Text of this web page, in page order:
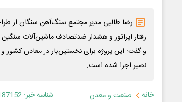
رفتار اپراتور و هشدار ضدتصادف ماشین‌آلات
و گفت: این پروژه برای نخستین‌بار در معادن کشور
نصیر اجرا شده است.
خانه صنعت و معدن شناسه خبر: 187152